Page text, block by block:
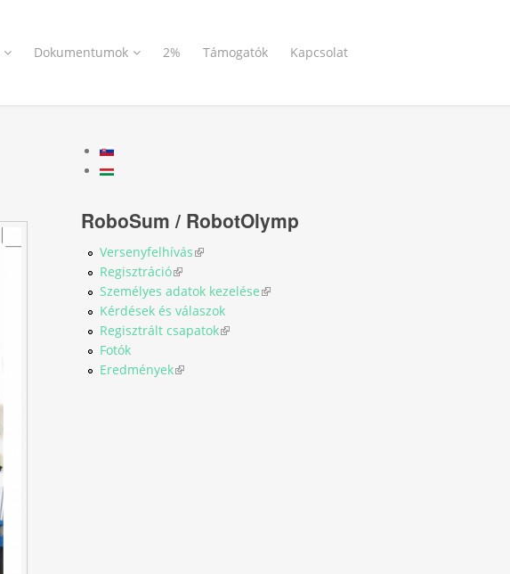
Dokumentumok 2% Támogatók Kapcsolat
RoboSum / RobotOlymp
Versenyfelhívás(link is external)
Regisztráció(link is external)
Személyes adatok kezelése(link is external)
Kérdések és válaszok
Regisztrált csapatok(link is external)
Fotók
Eredmények(link is external)